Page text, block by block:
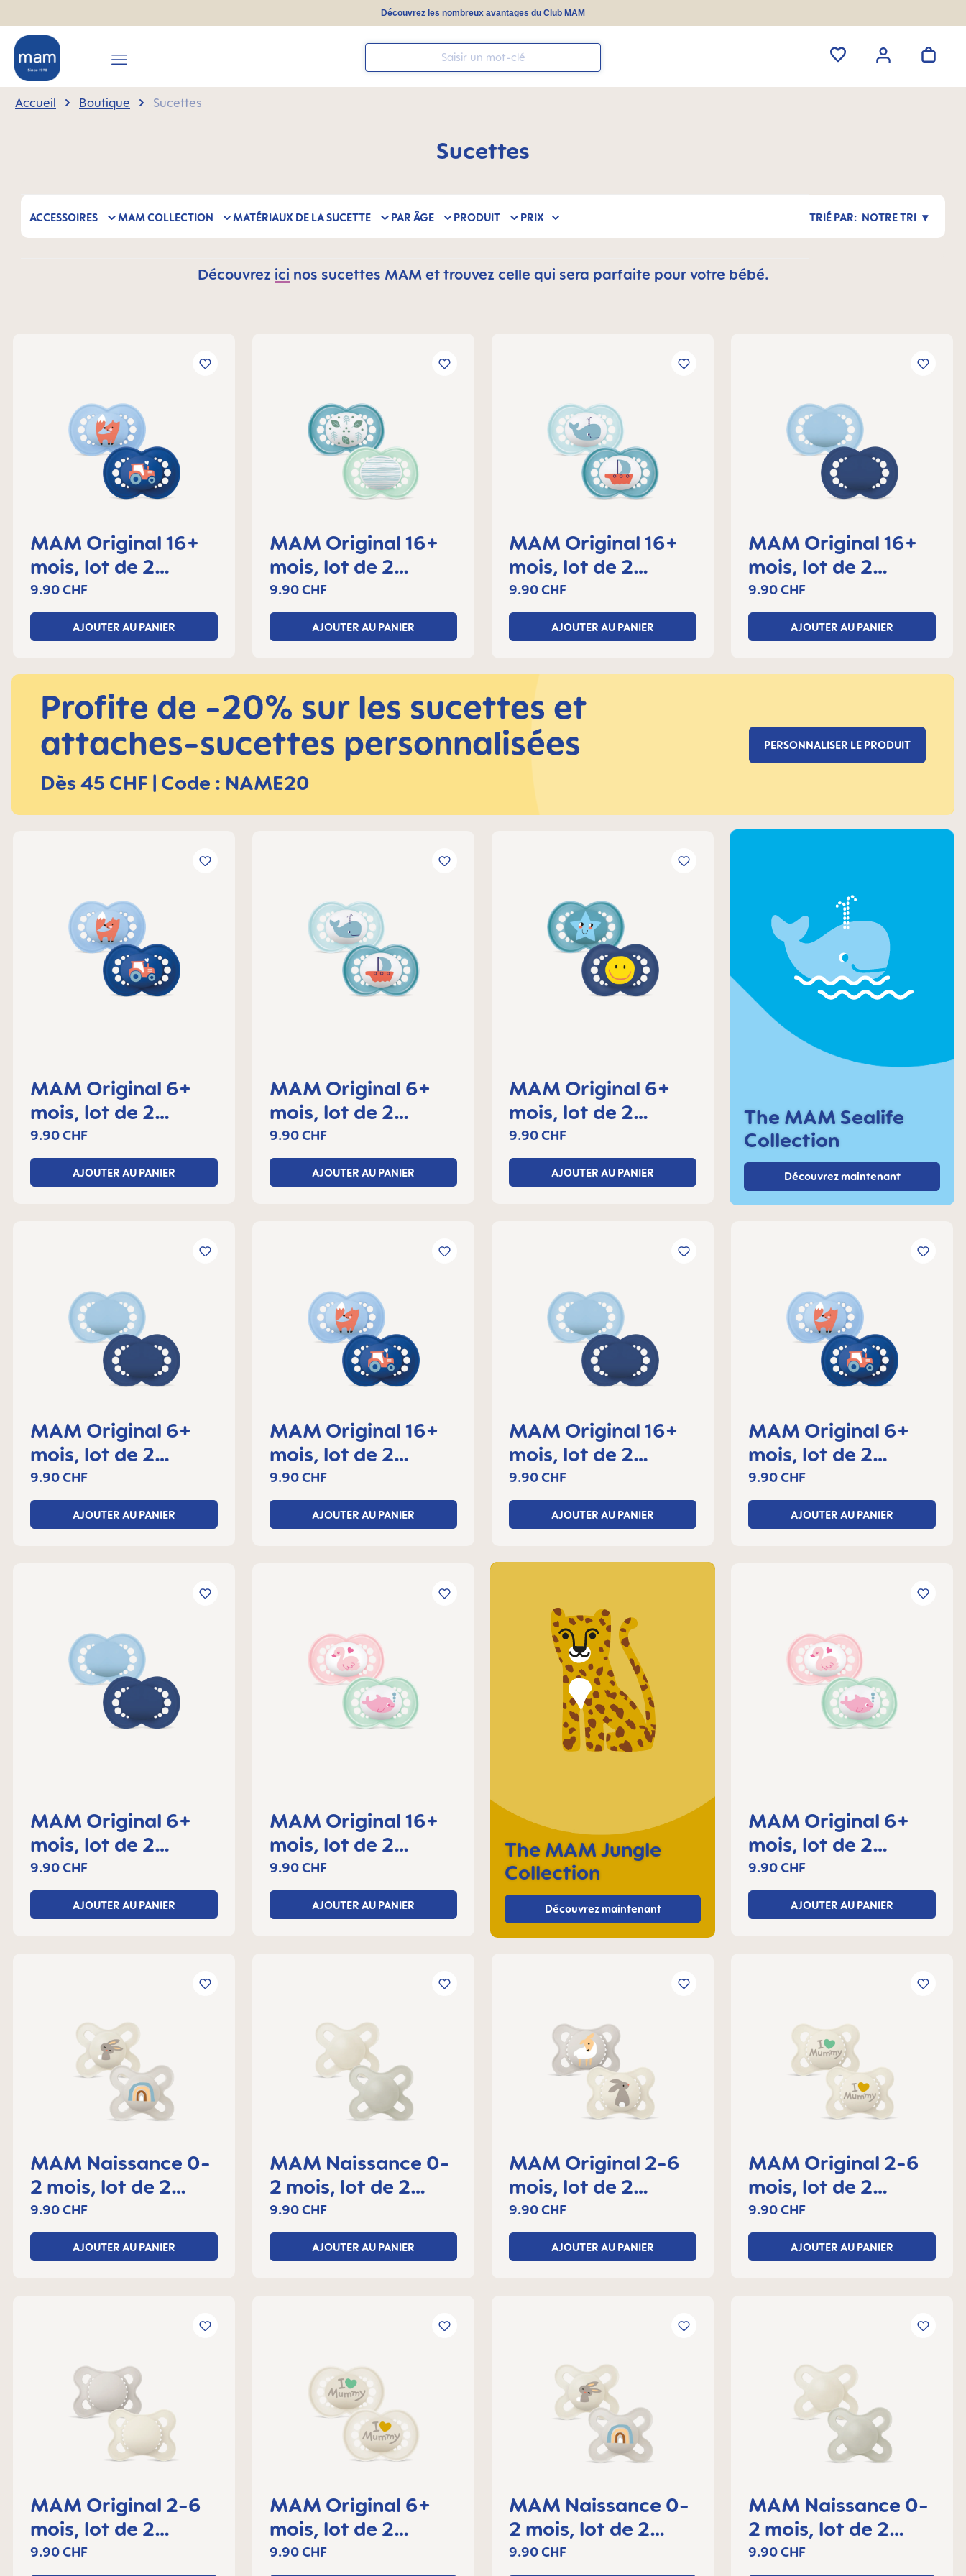
Découvrez les nombreux avantages du Club MAM
Accueil Boutique Sucettes
Sucettes
ACCESSOIRES MAM COLLECTION MATÉRIAUX DE LA SUCETTE PAR ÂGE PRODUIT PRIX NOTRE TRI
Découvrez ici nos sucettes MAM et trouvez celle qui sera parfaite pour votre bébé.
The MAM Jungle
Collection
Découvrez maintenant
The MAM Sealife
Collection
Découvrez maintenant
Profite de -20% sur les sucettes et
attaches-sucettes personnalisées
Dès 45 CHF | Code : NAME20
PERSONNALISER LE PRODUIT
MAM Original 16+
mois, lot de 2
sucettes
9.90 CHF
AJOUTER AU PANIER
MAM Original 16+
mois, lot de 2
sucettes
9.90 CHF
AJOUTER AU PANIER
MAM Original 16+
mois, lot de 2
sucettes
9.90 CHF
AJOUTER AU PANIER
MAM Original 16+
mois, lot de 2
sucettes
9.90 CHF
AJOUTER AU PANIER
MAM Original 6+
mois, lot de 2
sucettes
9.90 CHF
AJOUTER AU PANIER
MAM Original 6+
mois, lot de 2
sucettes
9.90 CHF
AJOUTER AU PANIER
MAM Original 6+
mois, lot de 2
sucettes
9.90 CHF
AJOUTER AU PANIER
MAM Original 6+
mois, lot de 2
sucettes
9.90 CHF
AJOUTER AU PANIER
MAM Original 16+
mois, lot de 2
sucettes
9.90 CHF
AJOUTER AU PANIER
MAM Original 16+
mois, lot de 2
sucettes
9.90 CHF
AJOUTER AU PANIER
MAM Original 6+
mois, lot de 2
sucettes
9.90 CHF
AJOUTER AU PANIER
MAM Original 6+
mois, lot de 2
sucettes
9.90 CHF
AJOUTER AU PANIER
MAM Original 16+
mois, lot de 2
sucettes
9.90 CHF
AJOUTER AU PANIER
MAM Original 6+
mois, lot de 2
sucettes
9.90 CHF
AJOUTER AU PANIER
MAM Naissance 0-
2 mois, lot de 2
sucettes
9.90 CHF
AJOUTER AU PANIER
MAM Naissance 0-
2 mois, lot de 2
sucettes
9.90 CHF
AJOUTER AU PANIER
MAM Original 2-6
mois, lot de 2
sucettes
9.90 CHF
AJOUTER AU PANIER
MAM Original 2-6
mois, lot de 2
sucettes
9.90 CHF
AJOUTER AU PANIER
MAM Original 2-6
mois, lot de 2
sucettes
9.90 CHF
MAM Original 6+
mois, lot de 2
sucettes
9.90 CHF
MAM Naissance 0-
2 mois, lot de 2
sucettes
9.90 CHF
MAM Naissance 0-
2 mois, lot de 2
sucettes
9.90 CHF